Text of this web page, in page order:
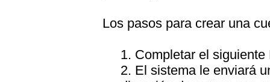
Los pasos para crear una
1. Completar el
2. El sistema le enviará